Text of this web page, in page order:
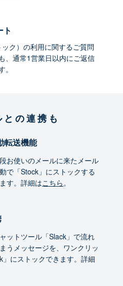
ト
ク）の利用に関するご質問
、通常1営業日以内にご返信
。
の連携も
転送機能
お使いのメールに来たメール
で「Stock」にストックする
す。詳細はこちら。
ットツール「Slack」で流れ
うメッセージを、ワンクリッ
」にストックできます。詳細